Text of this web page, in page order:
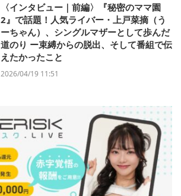
〈インタビュー｜前編〉『秘密のママ園
2』で話題！人気ライバー・上戸菜摘（う
ーちゃん）、シングルマザーとして歩んだ
道のり ー束縛からの脱出、そして番組で伝
えたかったこと
2026/04/19 11:51